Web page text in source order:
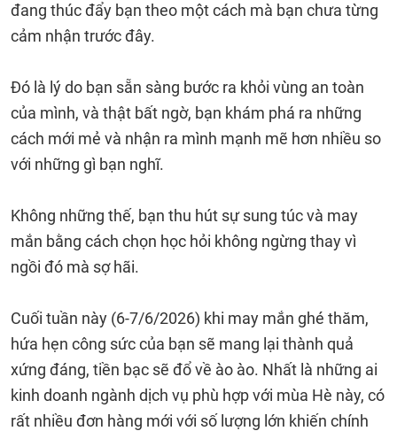
đang thúc đẩy bạn theo một cách mà bạn chưa từng
cảm nhận trước đây.
Đó là lý do bạn sẵn sàng bước ra khỏi vùng an toàn
của mình, và thật bất ngờ, bạn khám phá ra những
cách mới mẻ và nhận ra mình mạnh mẽ hơn nhiều so
với những gì bạn nghĩ.
Không những thế, bạn thu hút sự sung túc và may
mắn bằng cách chọn học hỏi không ngừng thay vì
ngồi đó mà sợ hãi.
Cuối tuần này (6-7/6/2026) khi may mắn ghé thăm,
hứa hẹn công sức của bạn sẽ mang lại thành quả
xứng đáng, tiền bạc sẽ đổ về ào ào. Nhất là những ai
kinh doanh ngành dịch vụ phù hợp với mùa Hè này, có
rất nhiều đơn hàng mới với số lượng lớn khiến chính